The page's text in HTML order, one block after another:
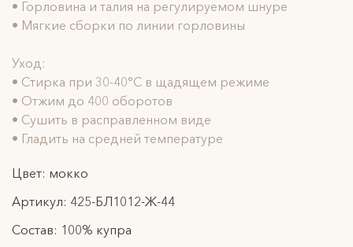
• Горловина и талия на регулируемом шнуре
• Мягкие сборки по линии горловины
Уход:
• Стирка при 30-40°C в щадящем режиме
• Отжим до 400 оборотов
• Сушить в расправленном виде
• Гладить на средней температуре
Цвет: мокко
Артикул: 425-БЛ1012-Ж-44
Состав: 100% купра